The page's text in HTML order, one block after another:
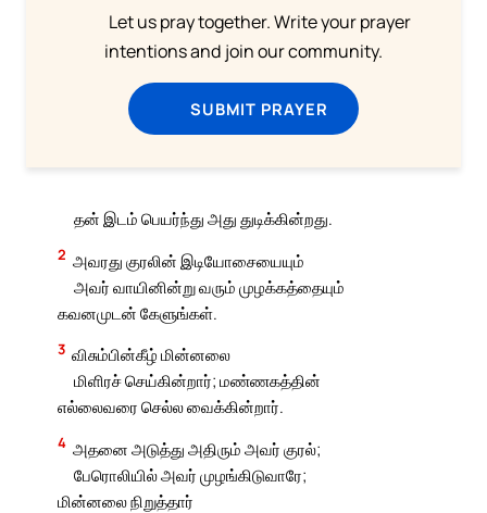
Let us pray together. Write your prayer
intentions and join our community.
SUBMIT PRAYER
தன் இடம் பெயர்ந்து அது துடிக்கின்றது.
2 அவரது குரலின் இடியோசையையும்
அவர் வாயினின்று வரும் முழக்கத்தையும்
கவனமுடன் கேளுங்கள்.
3 விசும்பின்கீழ் மின்னலை
மிளிரச் செய்கின்றார்; மண்ணகத்தின்
எல்லைவரை செல்ல வைக்கின்றார்.
4 அதனை அடுத்து அதிரும் அவர் குரல்;
பேரொலியில் அவர் முழங்கிடுவாரே;
மின்னலை நிறுத்தார்